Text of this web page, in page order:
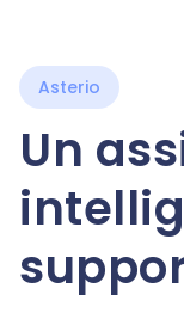
Asterio
Un